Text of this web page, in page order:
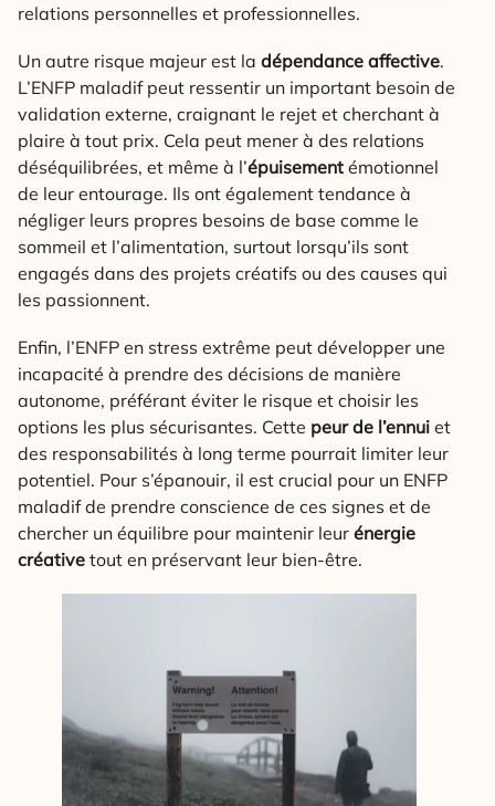
relations personnelles et professionnelles.
Un autre risque majeur est la dépendance affective.
L’ENFP maladif peut ressentir un important besoin de
validation externe, craignant le rejet et cherchant à
plaire à tout prix. Cela peut mener à des relations
déséquilibrées, et même à l’épuisement émotionnel
de leur entourage. Ils ont également tendance à
négliger leurs propres besoins de base comme le
sommeil et l’alimentation, surtout lorsqu’ils sont
engagés dans des projets créatifs ou des causes qui
les passionnent.
Enfin, l’ENFP en stress extrême peut développer une
incapacité à prendre des décisions de manière
autonome, préférant éviter le risque et choisir les
options les plus sécurisantes. Cette peur de l’ennui et
des responsabilités à long terme pourrait limiter leur
potentiel. Pour s’épanouir, il est crucial pour un ENFP
maladif de prendre conscience de ces signes et de
chercher un équilibre pour maintenir leur énergie
créative tout en préservant leur bien-être.